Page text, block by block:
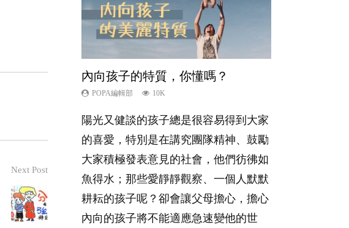
Next Post
內向孩子的特質，你懂嗎？
POPA編輯部 10K
陽光又健談的孩子總是很容易得到大家
的喜愛，特別是在講究團隊精神、鼓勵
大家積極發表意見的社會，他們彷彿如
魚得水；那些愛靜靜觀察、一個人默默
耕耘的孩子呢？卻會讓父母擔心，擔心
內向的孩子將不能適應急速變他的世
孩子能力天注定？
POPA編輯部 7.9K
很多父母都希望孩子係個「叻仔叻
女」，學業別太差，日常自理井井有
條。這樣的孩子是萬中無一，還是魚與
熊掌，不能兼得？...
愛孩子也別忘了愛自己，父母如何
關顧自己的身心靈？
照顧孩子衣食住行、陪同兒女應對功課
測驗，還要陪玩製造親子時間，尚要處
理家中雜項要務……當父母的，有千百
個任務要做。可惜，有一樣重要至極
的，總被遺漏——關注自己的情緒和心
夫妻必看！經營婚姻，沒捷徑
POPA編輯部 22.9K
你是不是也曾經以為只要跟相愛的人結
婚，就自然能走到白頭，但生了孩子卻
發現事情不如你所料？ 經營婚姻，不
如我們想像的簡單，卻也不是大家說得
那麼難。一起來認識婚姻的真相！...
想孩子學好外語，點做好？
POPA編輯部 9.9K
有人話學多種語言越早開始越好，有人
卻說一時間太多語言，會令孩子感到混
淆，到底誰是誰非？聽聽專家怎樣說，
解開語言學習的迷思～...